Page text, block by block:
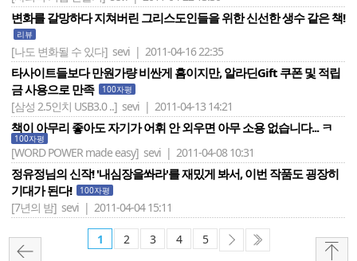
변화를 갈망하다 지쳐버린 그리스도인들을 위한 신선한 생수 같은 책!
리뷰
[나도 변화될 수 있다] sevi | 2011-04-16 22:35
타사이트들보다 만원가량 비싼게 흠이지만, 알라딘Gift 쿠폰 및 적립
금 사용으로 만족
100자평
[삼성 2.5인치 USB3.0 ..] sevi | 2011-04-13 14:21
책이 아무리 좋아도 자기가 어휘 안 외우면 아무 소용 없습니다... ㅋ
100자평
[WORD POWER made easy] sevi | 2011-04-08 10:31
정유정님의 신작! '내심장을쏴라'를 재밌게 봐서, 이번 작품도 굉장히
기대가 된다!
100자평
[7년의 밤] sevi | 2011-04-04 15:11
1 2 3 4 5